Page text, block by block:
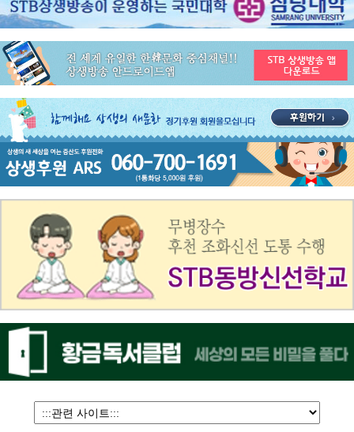
공지사항 ON AIR 서비스 장애 복구 안내
공지사항
STB 4월2주(4.6~4.12) 주간 추천 프로그램
공지사항
STB 4월1주(3.30~4.5) 주간 추천 프로그램
공지사항
STB 3월4주(3.23~3.29) 주간 추천 프로그램